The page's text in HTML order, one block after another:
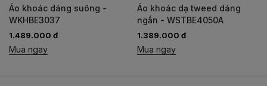
Áo khoác dáng suông -
WKHBE3037
1.489.000 đ
Mua ngay
Áo khoác dạ tweed dáng
ngắn - WSTBE4050A
1.389.000 đ
Mua ngay